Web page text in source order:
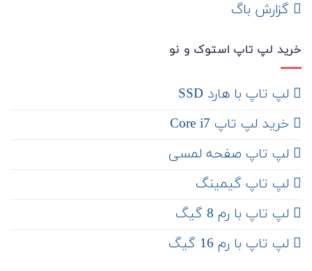
‌ گزارش باگ
خرید لپ تاپ استوک و نو
لپ تاپ با هارد SSD
خرید لپ تاپ Core i7
لپ تاپ صفحه لمسی
لپ تاپ گیمینگ
لپ تاپ با رم 8 گیگ
لپ تاپ با رم 16 گیگ